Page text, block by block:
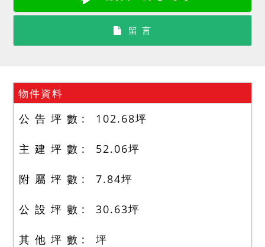
留 言
物件資料
公 告 坪 數 102.68坪
主 建 坪 數 52.06坪
附 屬 坪 數 7.84坪
公 設 坪 數 30.63坪
其 他 坪 數 坪